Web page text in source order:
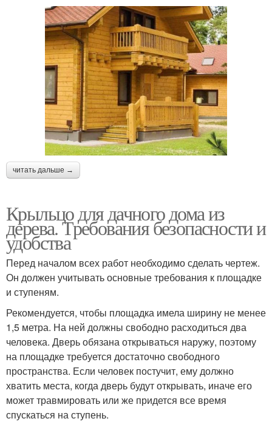
читать дальше →
Крыльцо для дачного дома из
дерева. Требования безопасности и
удобства
Перед началом всех работ необходимо сделать чертеж.
Он должен учитывать основные требования к площадке
и ступеням.
Рекомендуется, чтобы площадка имела ширину не менее
1,5 метра. На ней должны свободно расходиться два
человека. Дверь обязана открываться наружу, поэтому
на площадке требуется достаточно свободного
пространства. Если человек постучит, ему должно
хватить места, когда дверь будут открывать, иначе его
может травмировать или же придется все время
спускаться на ступень.